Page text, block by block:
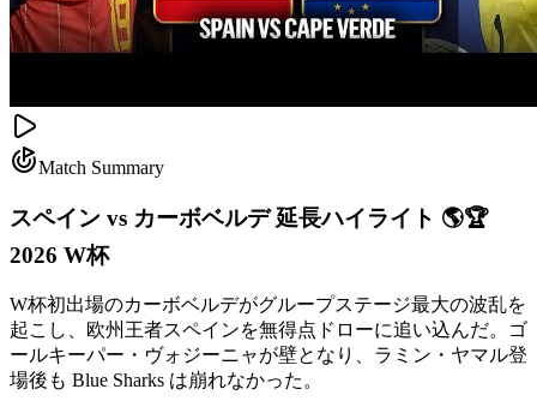
Match Summary
スペイン vs カーボベルデ 延長ハイライト 🌎🏆
2026 W杯
W杯初出場のカーボベルデがグループステージ最大の波乱を
起こし、欧州王者スペインを無得点ドローに追い込んだ。ゴ
ールキーパー・ヴォジーニャが壁となり、ラミン・ヤマル登
場後も Blue Sharks は崩れなかった。